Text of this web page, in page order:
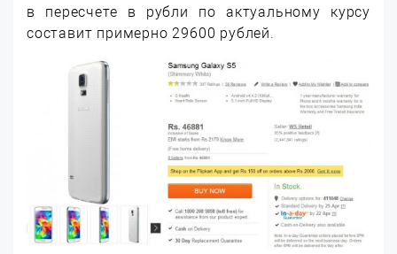
в пересчете в рубли по актуальному курсу
составит примерно 29600 рублей.